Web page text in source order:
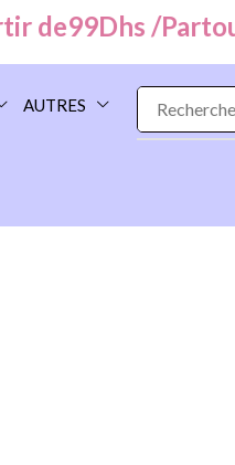
de99Dhs /Partout
AUTRES